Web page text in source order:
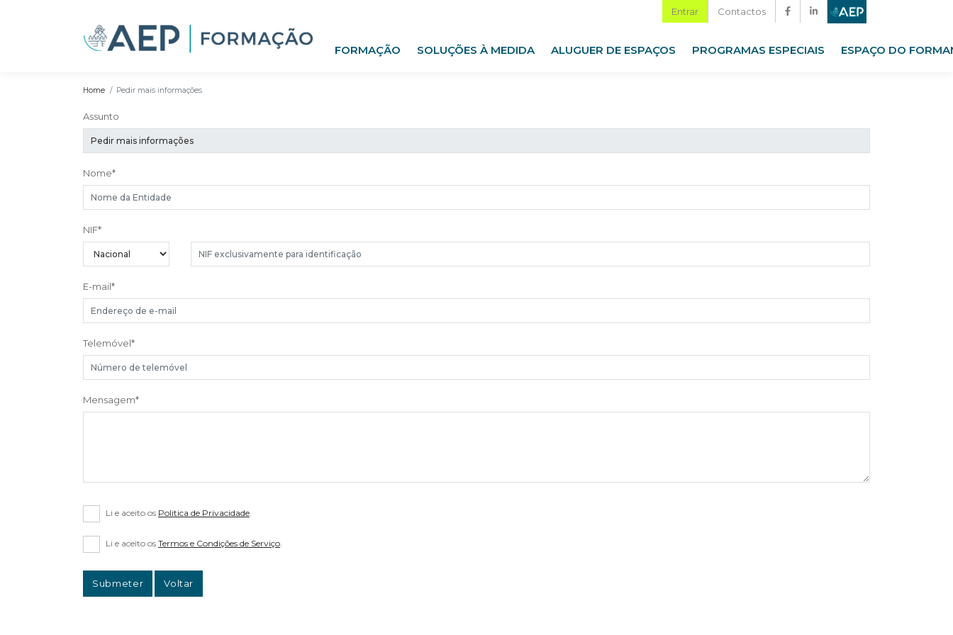
Entrar Contactos
FORMAÇÃO SOLUÇÕES À MEDIDA ALUGUER DE ESPAÇOS PROGRAMAS ESPECIAIS ESPAÇO DO
Home Pedir mais informações
Assunto
Nome*
NIF*
E-mail*
Telemóvel*
Mensagem*
Li e aceito os Politica de Privacidade.
Li e aceito os Termos e Condições de Serviço
Submeter Voltar